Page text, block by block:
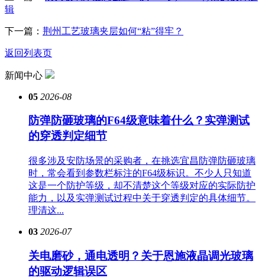
辑
下一篇： 荆州工艺玻璃夹层如何“粘”得牢？
返回列表页
新闻中心
05 2026-08
防弹防砸玻璃的F64级意味着什么？实弹测试
的穿透判定细节
很多涉及安防场景的采购者，在挑选宜昌防弹防砸玻璃
时，常会看到参数栏标注的F64级标识。不少人只知道
这是一个防护等级，却不清楚这个等级对应的实际防护
能力，以及实弹测试过程中关于穿透判定的具体细节。
理清这...
03 2026-07
关电磨砂，通电透明？关于恩施液晶调光玻璃
的驱动逻辑误区